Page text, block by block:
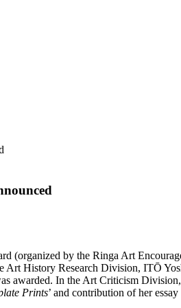
(organized by the Ringa Art
History Research Division, ITŌ
awarded. In the Art Criticism
Prints’ and contribution of her